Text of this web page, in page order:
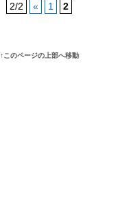
2/2 « 1 2
↑このページの上部へ移動